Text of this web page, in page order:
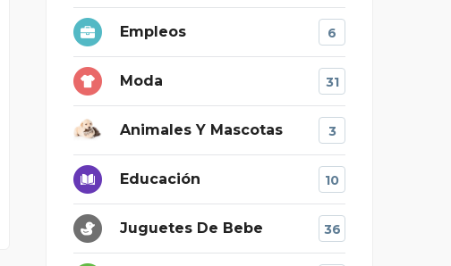
Empleos 6
Moda 31
Animales Y Mascotas 3
Educación 10
Juguetes De Bebe 36